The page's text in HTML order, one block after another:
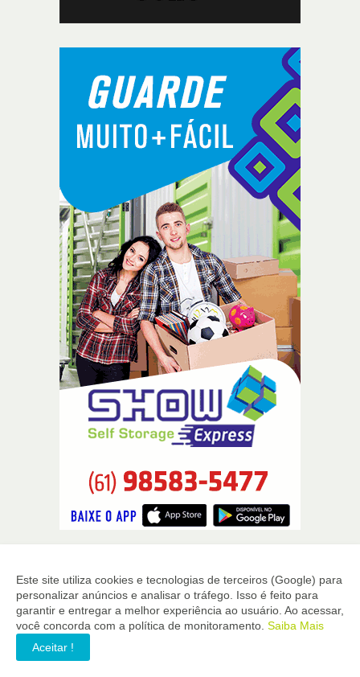
Este site utiliza cookies e tecnologias de terceiros (Google) para
personalizar anúncios e analisar o tráfego. Isso é feito para
garantir e entregar a melhor experiência ao usuário. Ao acessar,
você concorda com a política de monitoramento. Saiba Mais
Aceitar !